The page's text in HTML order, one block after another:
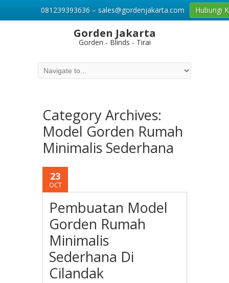
Gorden Jakarta
Gorden - Blinds - Tirai
Category Archives:
Model Gorden Rumah
Minimalis Sederhana
23
OCT
Pembuatan Model
Gorden Rumah
Minimalis
Sederhana Di
Cilandak
081239393636 – sales@gordenjakarta.com Hubungi